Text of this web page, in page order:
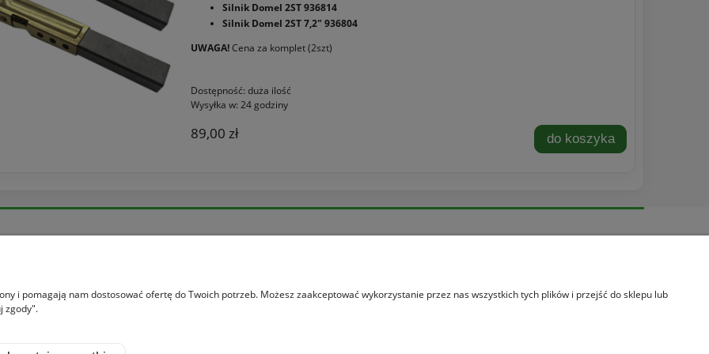
Silnik Domel 2ST 936814
Silnik Domel 2ST 7,2" 936804
UWAGA!Cena za komplet (2szt)
Dostępność: duża ilość
Wysyłka w: 24 godziny
89,00 zł do koszyka
Moje konto
Moje zamówienia
Informacje
Informacje o leasingu
i pomagają nam dostosować ofertę do Twoich potrzeb. Możesz zaakceptować wykorzystanie przez nas wszystkich tych plików i przejść do sklepu lub
zgody".